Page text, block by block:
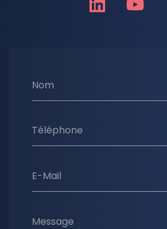
Nom
Téléphone
E-Mail
Message